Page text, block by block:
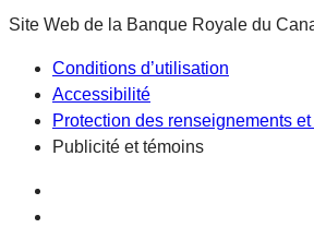
Site Web de la Banque Royale du
Conditions d’utilisation
Accessibilité
Protection des renseignements
Publicité et témoins